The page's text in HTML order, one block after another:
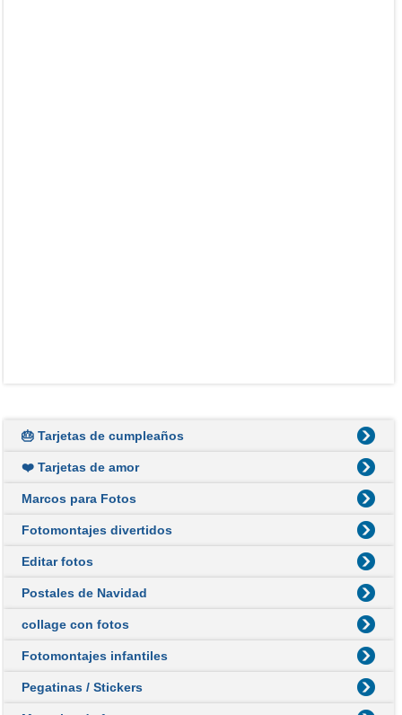
🎂 Tarjetas de cumpleaños
❤️ Tarjetas de amor
Marcos para Fotos
Fotomontajes divertidos
Editar fotos
Postales de Navidad
collage con fotos
Fotomontajes infantiles
Pegatinas / Stickers